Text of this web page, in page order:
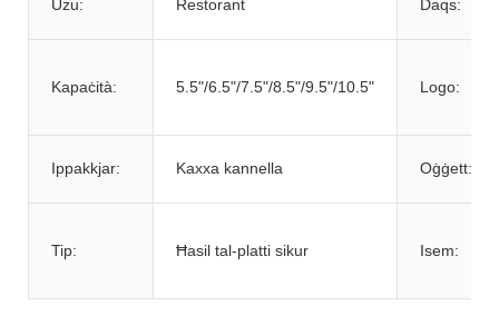
Użu: Restorant Daqs:
Kapaċità: 5.5"/6.5"/7.5"/8.5"/9.5"/10.5" Logo:
Ippakkjar: Kaxxa kannella Oġġett:
Tip: Ħasil ​​tal-platti sikur Isem: